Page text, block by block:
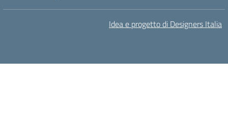
Idea e progetto di Designers Italia